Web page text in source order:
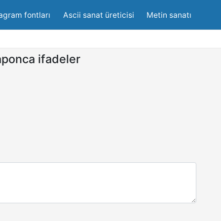
fontları Ascii sanat üreticisi Metin sanatı
ifadeler